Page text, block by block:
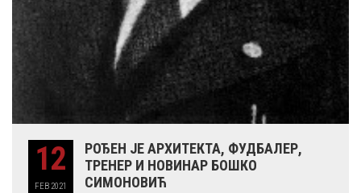
12
FEB 2021
РОЂЕН ЈЕ АРХИТЕКТА, ФУДБАЛЕР,
ТРЕНЕР И НОВИНАР БОШКО
СИМОНОВИЋ